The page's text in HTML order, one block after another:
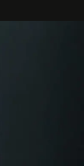
na vida e